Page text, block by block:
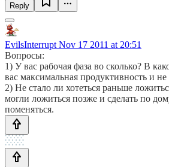
Reply
EvilsInterrupt Nov 17 2011 at 20:51
Вопросы:
1) У вас рабочая фаза во сколько? В
вас максимальная продуктивность и не
2) Не стало ли хотеться раньше
могли ложиться позже и сделать по
поменяться.